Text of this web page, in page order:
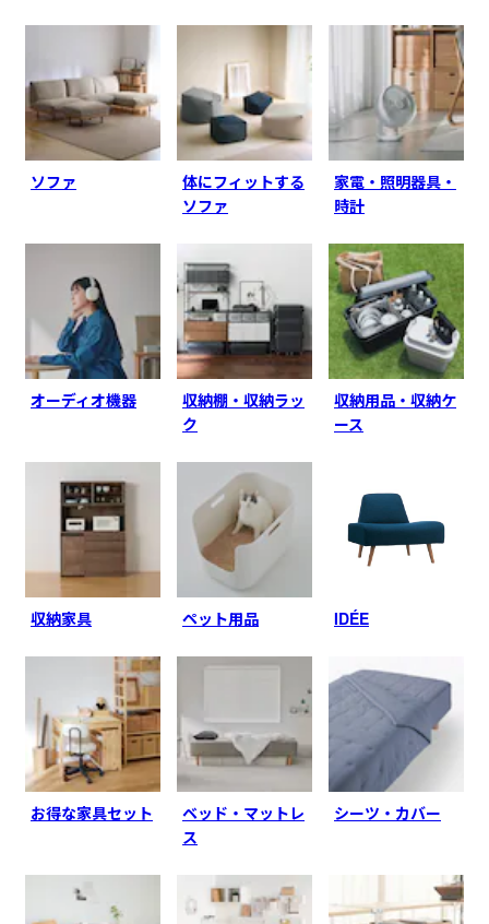
ソファ
体にフィットする
ソファ
家電・照明器具・
時計
オーディオ機器
収納棚・収納ラッ
ク
収納用品・収納ケ
ース
収納家具 ペット用品 IDÉE
お得な家具セット
ベッド・マットレ
ス
シーツ・カバー